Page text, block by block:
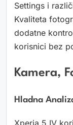
Settings i
Kvaliteta
dodatne
korisnici bez
Kamera,
Hladna
Xperia 5 IV